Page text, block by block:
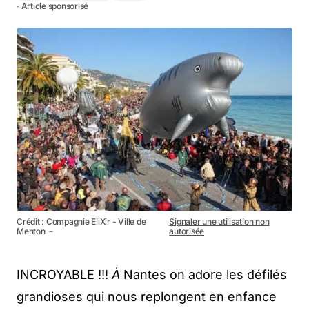
· Article sponsorisé
Crédit : Compagnie EliXir - Ville de
Menton －
Signaler une utilisation non
autorisée
INCROYABLE !!! À Nantes on adore les défilés
grandioses qui nous replongent en enfance